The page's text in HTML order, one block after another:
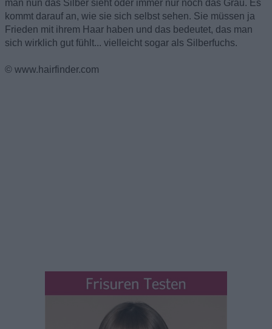
man nun das Silber sieht oder immer nur noch das Grau. Es
kommt darauf an, wie sie sich selbst sehen. Sie müssen ja
Frieden mit ihrem Haar haben und das bedeutet, das man
sich wirklich gut fühlt... vielleicht sogar als Silberfuchs.
© www.hairfinder.com